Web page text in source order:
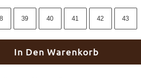
39 40 41 42 43
In Den Warenkorb